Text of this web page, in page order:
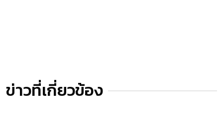
ข่าวที่เกี่ยวข้อง